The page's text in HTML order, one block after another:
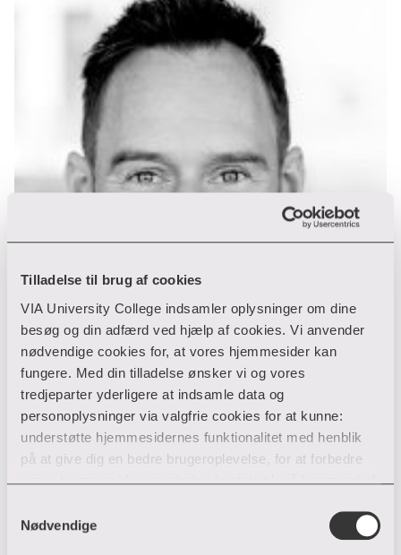
Tilladelse til brug af cookies
VIA University College indsamler oplysninger om dine
besøg og din adfærd ved hjælp af cookies. Vi anvender
nødvendige cookies for, at vores hjemmesider kan
fungere. Med din tilladelse ønsker vi og vores
tredjeparter yderligere at indsamle data og
personoplysninger via valgfrie cookies for at kunne:
understøtte hjemmesidernes funktionalitet med henblik
på at give dig en bedre brugeroplevelse, for at forbedre
vores hjemmesider og udarbejde statistik på baggrund af
hjemmesider og sociale netværk.
Nødvendige
Jesper Marius Als
Uddannelsesudvikling